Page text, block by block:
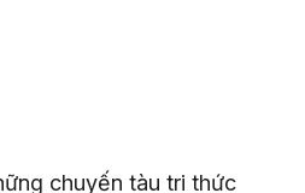
chuyến tàu tri thức